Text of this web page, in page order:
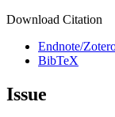
Download Citation
Endnote/
BibTeX
Issue